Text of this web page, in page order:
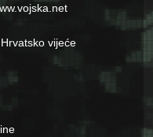
Hrvatsko vijeće